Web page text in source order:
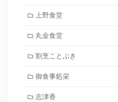
上野食堂
丸金食堂
割烹ことぶき
御食事処栄
志津香